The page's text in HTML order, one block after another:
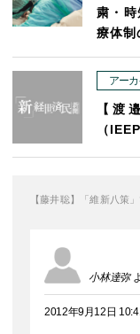
粛・
療体制
アー
【渡
（
【藤井聡】「維新八策
小林達弥
2012年9月12日